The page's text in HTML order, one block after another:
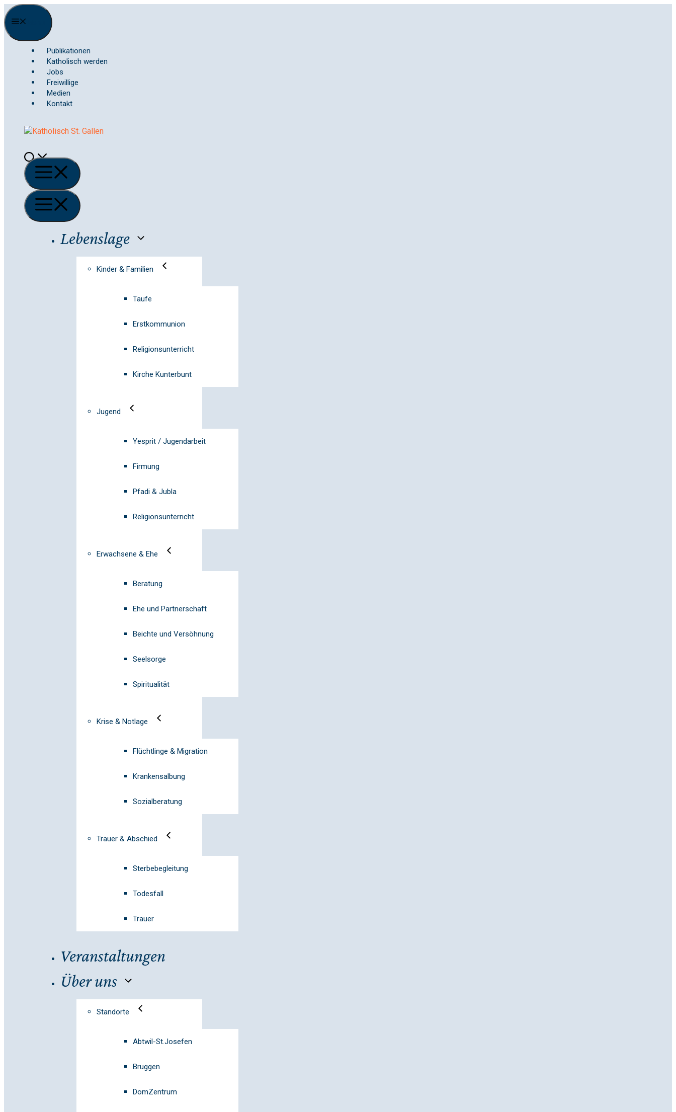
Springe
zum
Inhalt
Publikationen
Katholisch werden
Jobs
Freiwillige
Medien
Kontakt
Menü
Menü
Lebenslage
Kinder & Familien
Taufe
Erstkommunion
Religionsunterricht
Kirche Kunterbunt
Jugend
Yesprit / Jugendarbeit
Firmung
Pfadi & Jubla
Religionsunterricht
Erwachsene & Ehe
Beratung
Ehe und Partnerschaft
Beichte und Versöhnung
Seelsorge
Spiritualität
Krise & Notlage
Flüchtlinge & Migration
Krankensalbung
Sozialberatung
Trauer & Abschied
Sterbebegleitung
Todesfall
Trauer
Veranstaltungen
Über uns
Standorte
Abtwil-St.Josefen
Bruggen
DomZentrum